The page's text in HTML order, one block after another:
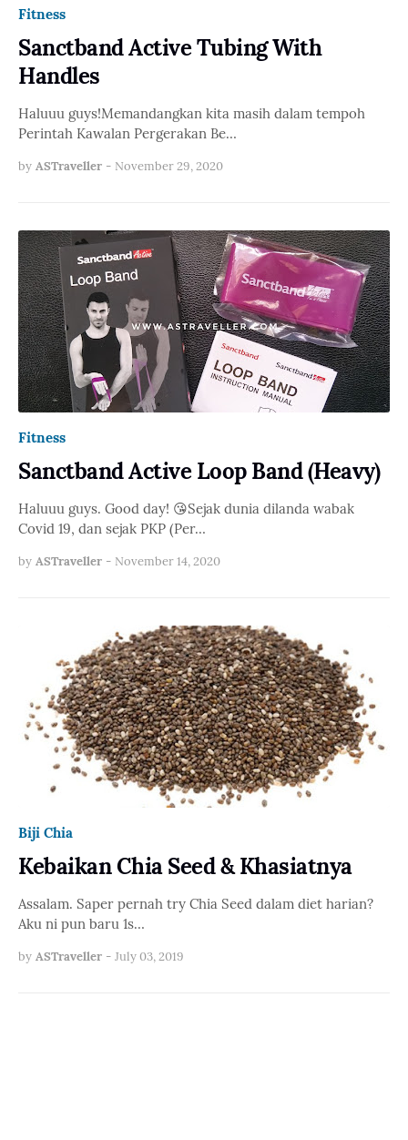
Fitness
Sanctband Active Tubing With
Handles
Haluuu guys!Memandangkan kita masih dalam tempoh
Perintah Kawalan Pergerakan Be…
by ASTraveller - November 29, 2020
Fitness
Sanctband Active Loop Band (Heavy)
Haluuu guys. Good day! 😘Sejak dunia dilanda wabak
Covid 19, dan sejak PKP (Per…
by ASTraveller - November 14, 2020
Biji Chia
Kebaikan Chia Seed & Khasiatnya
Assalam. Saper pernah try Chia Seed dalam diet harian?
Aku ni pun baru 1s…
by ASTraveller - July 03, 2019